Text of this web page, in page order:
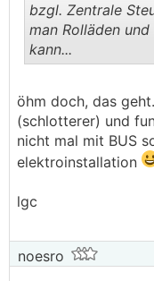
bzgl. Zentrale
man Rolläden
kann...
öhm doch, das
(schlotterer) und
nicht mal mit BUS
elektroinstallation
lgc
noesro